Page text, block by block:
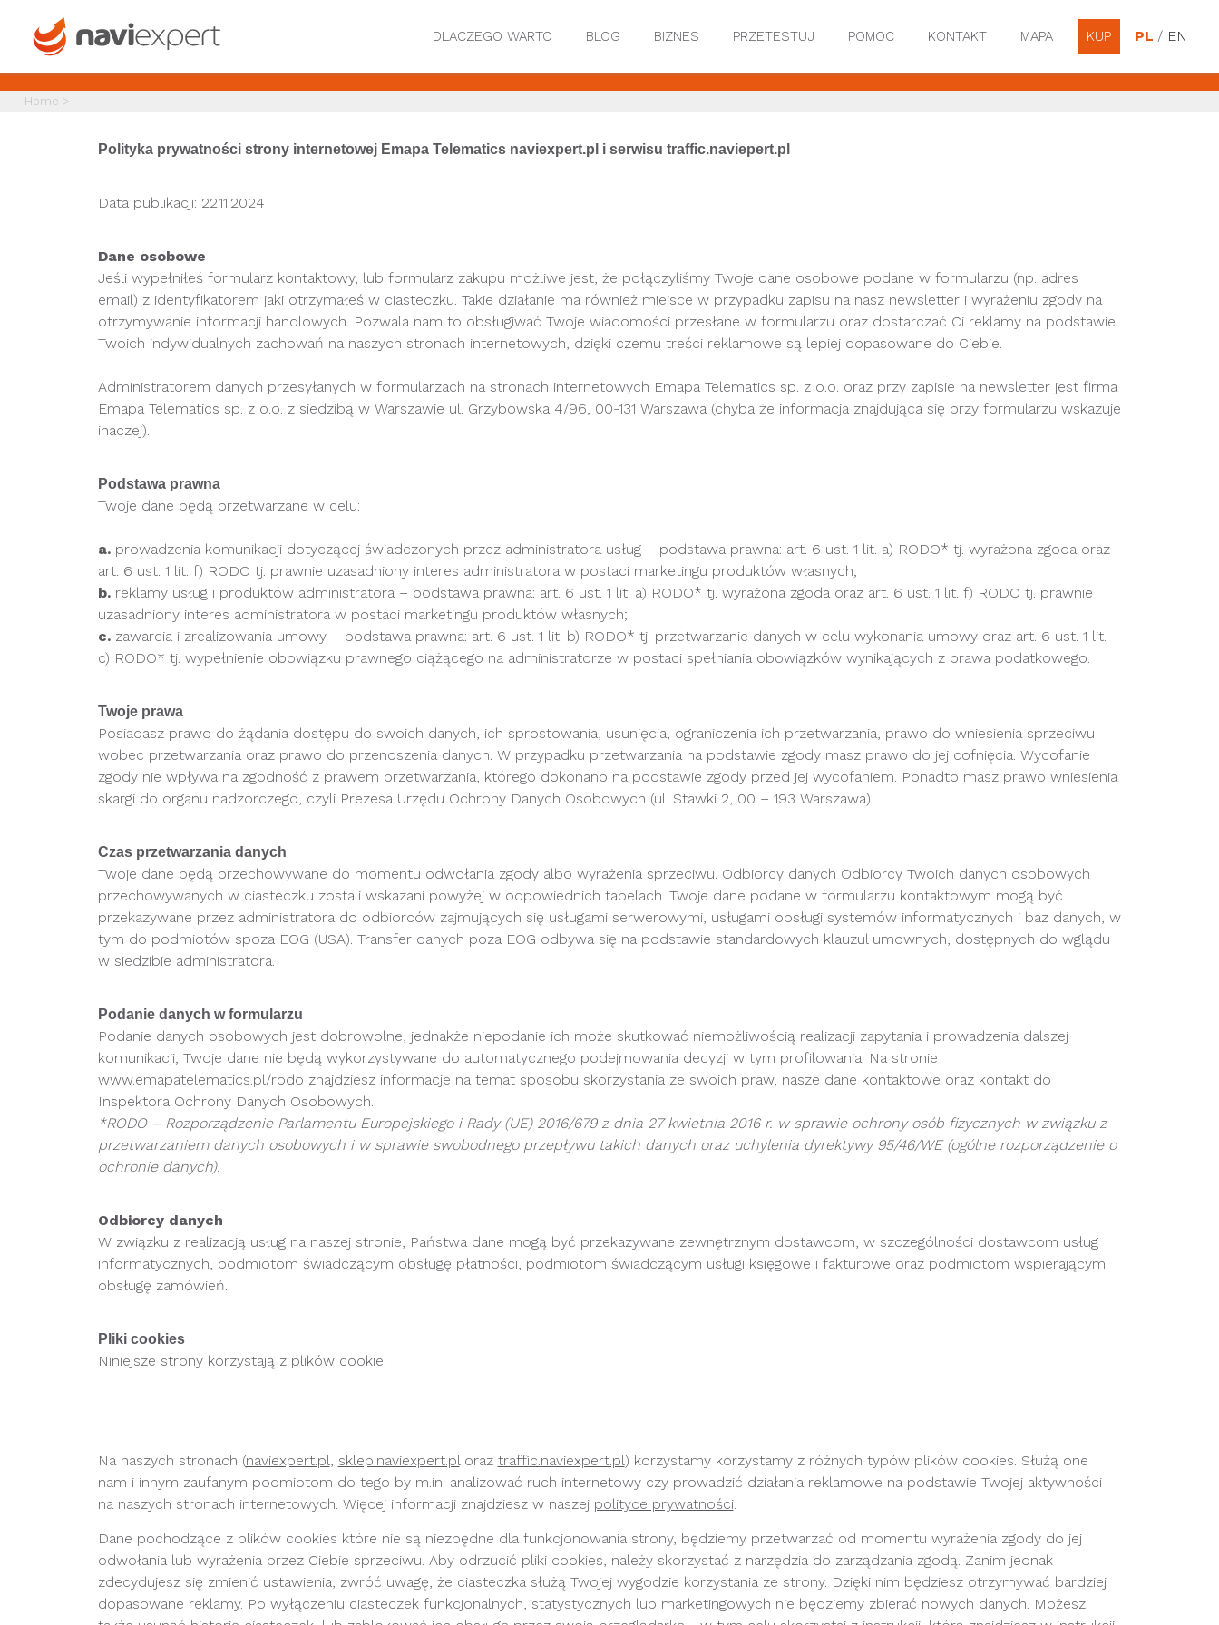
PL / EN
DLACZEGO WARTO BLOG BIZNES PRZETESTUJ POMOC KONTAKT MAPA KUP
Home >
Polityka prywatności strony internetowej Emapa Telematics naviexpert.pl i serwisu traffic.naviepert.pl
Data publikacji: 22.11.2024
Dane osobowe
Jeśli wypełniłeś formularz kontaktowy, lub formularz zakupu możliwe jest, że połączyliśmy Twoje dane osobowe podane w formularzu (np. adres
email) z identyfikatorem jaki otrzymałeś w ciasteczku. Takie działanie ma również miejsce w przypadku zapisu na nasz newsletter i wyrażeniu zgody na
otrzymywanie informacji handlowych. Pozwala nam to obsługiwać Twoje wiadomości przesłane w formularzu oraz dostarczać Ci reklamy na podstawie
Twoich indywidualnych zachowań na naszych stronach internetowych, dzięki czemu treści reklamowe są lepiej dopasowane do Ciebie.
Administratorem danych przesyłanych w formularzach na stronach internetowych Emapa Telematics sp. z o.o. oraz przy zapisie na newsletter jest firma
Emapa Telematics sp. z o.o. z siedzibą w Warszawie ul. Grzybowska 4/96, 00-131 Warszawa (chyba że informacja znajdująca się przy formularzu wskazuje
inaczej).
Podstawa prawna
Twoje dane będą przetwarzane w celu:
a. prowadzenia komunikacji dotyczącej świadczonych przez administratora usług – podstawa prawna: art. 6 ust. 1 lit. a) RODO* tj. wyrażona zgoda oraz
art. 6 ust. 1 lit. f) RODO tj. prawnie uzasadniony interes administratora w postaci marketingu produktów własnych;
b. reklamy usług i produktów administratora – podstawa prawna: art. 6 ust. 1 lit. a) RODO* tj. wyrażona zgoda oraz art. 6 ust. 1 lit. f) RODO tj. prawnie
uzasadniony interes administratora w postaci marketingu produktów własnych;
c.zawarcia i zrealizowania umowy – podstawa prawna: art. 6 ust. 1 lit. b) RODO* tj. przetwarzanie danych w celu wykonania umowy oraz art. 6 ust. 1 lit.
c) RODO* tj. wypełnienie obowiązku prawnego ciążącego na administratorze w postaci spełniania obowiązków wynikających z prawa podatkowego.
Twoje prawa
Posiadasz prawo do żądania dostępu do swoich danych, ich sprostowania, usunięcia, ograniczenia ich przetwarzania, prawo do wniesienia sprzeciwu
wobec przetwarzania oraz prawo do przenoszenia danych. W przypadku przetwarzania na podstawie zgody masz prawo do jej cofnięcia. Wycofanie
zgody nie wpływa na zgodność z prawem przetwarzania, którego dokonano na podstawie zgody przed jej wycofaniem. Ponadto masz prawo wniesienia
skargi do organu nadzorczego, czyli Prezesa Urzędu Ochrony Danych Osobowych (ul. Stawki 2, 00 – 193 Warszawa).
Czas przetwarzania danych
Twoje dane będą przechowywane do momentu odwołania zgody albo wyrażenia sprzeciwu. Odbiorcy danych Odbiorcy Twoich danych osobowych
przechowywanych w ciasteczku zostali wskazani powyżej w odpowiednich tabelach. Twoje dane podane w formularzu kontaktowym mogą być
przekazywane przez administratora do odbiorców zajmujących się usługami serwerowymi, usługami obsługi systemów informatycznych i baz danych, w
tym do podmiotów spoza EOG (USA). Transfer danych poza EOG odbywa się na podstawie standardowych klauzul umownych, dostępnych do wglądu
w siedzibie administratora.
Podanie danych w formularzu
Podanie danych osobowych jest dobrowolne, jednakże niepodanie ich może skutkować niemożliwością realizacji zapytania i prowadzenia dalszej
komunikacji; Twoje dane nie będą wykorzystywane do automatycznego podejmowania decyzji w tym profilowania. Na stronie
www.emapatelematics.pl/rodo znajdziesz informacje na temat sposobu skorzystania ze swoich praw, nasze dane kontaktowe oraz kontakt do
Inspektora Ochrony Danych Osobowych.
*RODO – Rozporządzenie Parlamentu Europejskiego i Rady (UE) 2016/679 z dnia 27 kwietnia 2016 r. w sprawie ochrony osób fizycznych w związku z
przetwarzaniem danych osobowych i w sprawie swobodnego przepływu takich danych oraz uchylenia dyrektywy 95/46/WE (ogólne rozporządzenie o
ochronie danych).
Odbiorcy danych
W związku z realizacją usług na naszej stronie, Państwa dane mogą być przekazywane zewnętrznym dostawcom, w szczególności dostawcom usług
informatycznych, podmiotom świadczącym obsługę płatności, podmiotom świadczącym usługi księgowe i fakturowe oraz podmiotom wspierającym
obsługę zamówień.
Pliki cookies
Niniejsze strony korzystają z plików cookie.
Na naszych stronach (naviexpert.pl, sklep.naviexpert.pl oraz traffic.naviexpert.pl) korzystamy korzystamy z różnych typów plików cookies. Służą one
nam i innym zaufanym podmiotom do tego by m.in. analizować ruch internetowy czy prowadzić działania reklamowe na podstawie Twojej aktywności
na naszych stronach internetowych. Więcej informacji znajdziesz w naszej polityce prywatności.
Dane pochodzące z plików cookies które nie są niezbędne dla funkcjonowania strony, będziemy przetwarzać od momentu wyrażenia zgody do jej
odwołania lub wyrażenia przez Ciebie sprzeciwu. Aby odrzucić pliki cookies, należy skorzystać z narzędzia do zarządzania zgodą. Zanim jednak
zdecydujesz się zmienić ustawienia, zwróć uwagę, że ciasteczka służą Twojej wygodzie korzystania ze strony. Dzięki nim będziesz otrzymywać bardziej
dopasowane reklamy. Po wyłączeniu ciasteczek funkcjonalnych, statystycznych lub marketingowych nie będziemy zbierać nowych danych. Możesz